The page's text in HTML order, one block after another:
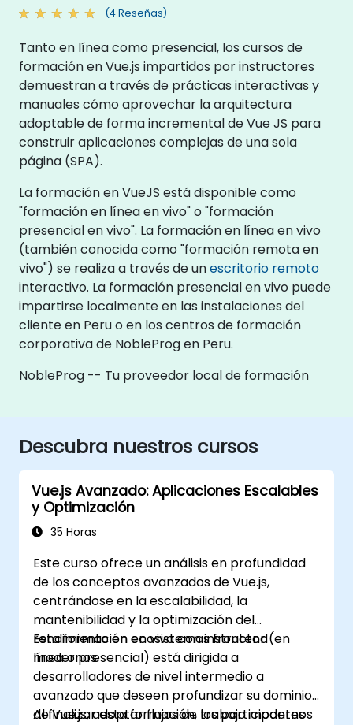
(4 Reseñas)
Tanto en línea como presencial, los cursos de
formación en Vue.js impartidos por instructores
demuestran a través de prácticas interactivas y
manuales cómo aprovechar la arquitectura
adoptable de forma incremental de Vue JS para
construir aplicaciones complejas de una sola
página (SPA).
La formación en VueJS está disponible como
"formación en línea en vivo" o "formación
presencial en vivo". La formación en línea en vivo
(también conocida como "formación remota en
vivo") se realiza a través de unescritorio remoto
interactivo. La formación presencial en vivo puede
impartirse localmente en las instalaciones del
cliente en Peru o en los centros de formación
corporativa de NobleProg en Peru.
NobleProg -- Tu proveedor local de formación
Descubra nuestros cursos
Vue.js Avanzado: Aplicaciones Escalables
y Optimización
35 Horas
Este curso ofrece un análisis en profundidad
de los conceptos avanzados de Vue.js,
centrándose en la escalabilidad, la
mantenibilidad y la optimización del
rendimiento en ecosistemas frontend
modernos.
Esta formación en vivo con instructor (en
línea o presencial) está dirigida a
desarrolladores de nivel intermedio a
avanzado que deseen profundizar su dominio
de Vue.js, adoptar flujos de trabajo modernos
Al finalizar esta formación, los participantes